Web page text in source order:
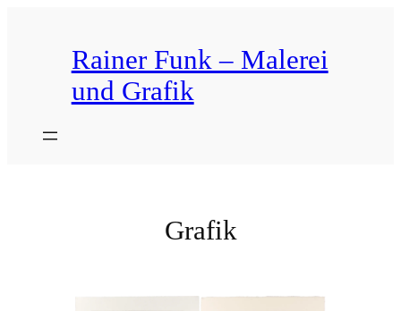
springen
Rainer Funk – Malerei
und Grafik
Grafik